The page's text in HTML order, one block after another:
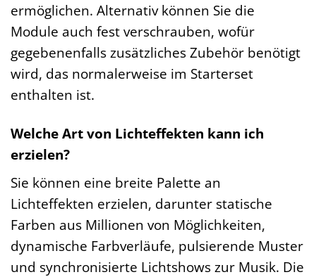
ermöglichen. Alternativ können Sie die
Module auch fest verschrauben, wofür
gegebenenfalls zusätzliches Zubehör benötigt
wird, das normalerweise im Starterset
enthalten ist.
Welche Art von Lichteffekten kann ich
erzielen?
Sie können eine breite Palette an
Lichteffekten erzielen, darunter statische
Farben aus Millionen von Möglichkeiten,
dynamische Farbverläufe, pulsierende Muster
und synchronisierte Lichtshows zur Musik. Die